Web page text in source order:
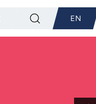
EN